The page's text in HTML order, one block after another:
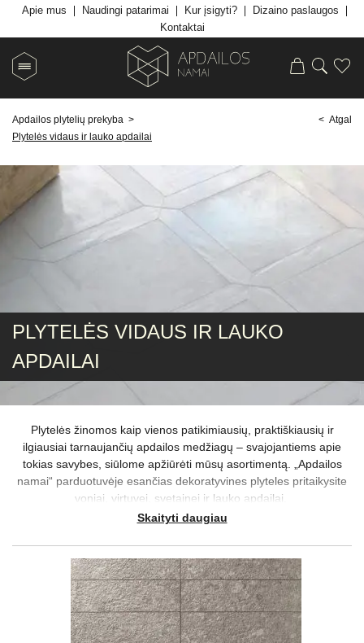
Apie mus Naudingi patarimai Kur įsigyti?
Dizaino paslaugos
Kontaktai
Apdailos plytelių prekyba >
Plytelės vidaus ir lauko apdailai
< Atgal
PLYTELĖS VIDAUS IR LAUKO
APDAILAI
Plytelės žinomos kaip vienos patikimiausių, praktiškiausių ir
ilgiausiai tarnaujančių apdailos medžiagų – svajojantiems apie
tokias savybes, siūlome apžiūrėti mūsų asortimentą. „Apdailos
namai“ parduotuvėje esančias dekoratyvines plyteles pritaikysite
voniai, virtuvei, svetainei ir lauko apdailai.
Apdailos plytelės gaminamos iš skirtingų medžiagų – nuo jų
įvaizdis. Pageidaujantiems prabangos patiks marmuro plytelės,
siekiantiems ypatingumo patvarumo patartina rinktis akmens
masės plyteles, tuo tarpu žadantiems pasirūpinti kokybiška lauko
apdaila tiks klinkerio plytelės ar akmens masės plytelės bei
imitacinėsklinkerinės plytelės iš akmens masės
Skaityti daugiau